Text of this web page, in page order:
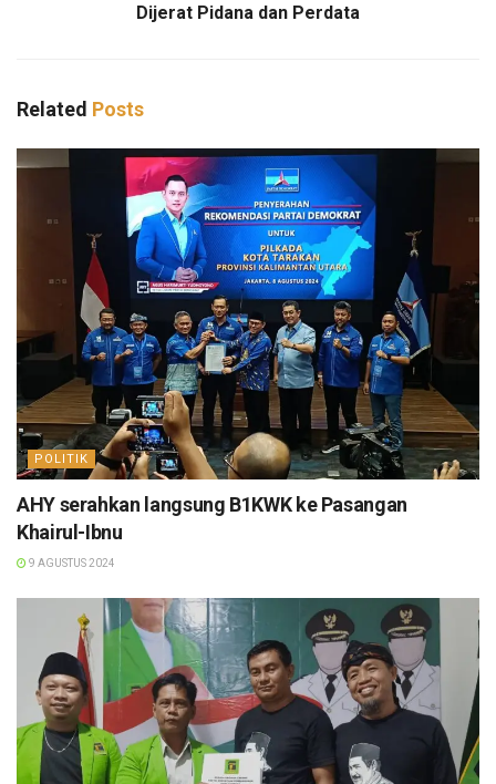
Dijerat Pidana dan Perdata
Related Posts
POLITIK
AHY serahkan langsung B1KWK ke Pasangan
Khairul-Ibnu
9 AGUSTUS 2024